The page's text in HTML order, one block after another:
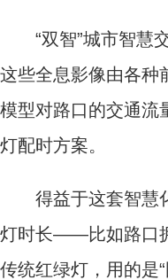
“双智”城市智慧交
这些全息影像由各种
模型对路口的交通流
灯配时方案。
得益于这套智慧化
灯时长——比如路口
传统红绿灯，用的是